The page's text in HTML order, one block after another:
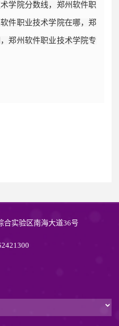
学院分数线，郑州软件职
件职业技术学院在哪，郑
郑州软件职业技术学院专
合实验区南海大道36号